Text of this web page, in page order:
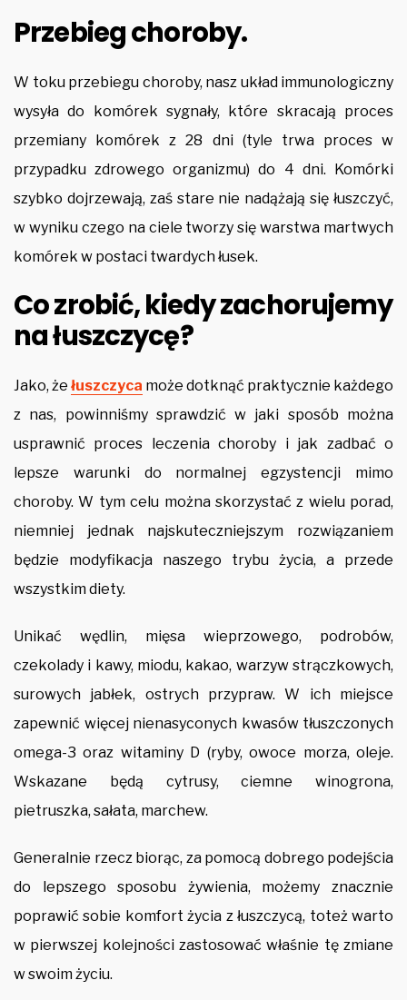
Przebieg choroby.
W toku przebiegu choroby, nasz układ immunologiczny
wysyła do komórek sygnały, które skracają proces
przemiany komórek z 28 dni (tyle trwa proces w
przypadku zdrowego organizmu) do 4 dni. Komórki
szybko dojrzewają, zaś stare nie nadążają się łuszczyć,
w wyniku czego na ciele tworzy się warstwa martwych
komórek w postaci twardych łusek.
Co zrobić, kiedy zachorujemy
na łuszczycę?
Jako, że łuszczyca może dotknąć praktycznie każdego
z nas, powinniśmy sprawdzić w jaki sposób można
usprawnić proces leczenia choroby i jak zadbać o
lepsze warunki do normalnej egzystencji mimo
choroby. W tym celu można skorzystać z wielu porad,
niemniej jednak najskuteczniejszym rozwiązaniem
będzie modyfikacja naszego trybu życia, a przede
wszystkim diety.
Unikać wędlin, mięsa wieprzowego, podrobów,
czekolady i kawy, miodu, kakao, warzyw strączkowych,
surowych jabłek, ostrych przypraw. W ich miejsce
zapewnić więcej nienasyconych kwasów tłuszczonych
omega-3 oraz witaminy D (ryby, owoce morza, oleje.
Wskazane będą cytrusy, ciemne winogrona,
pietruszka, sałata, marchew.
Generalnie rzecz biorąc, za pomocą dobrego podejścia
do lepszego sposobu żywienia, możemy znacznie
poprawić sobie komfort życia z łuszczycą, toteż warto
w pierwszej kolejności zastosować właśnie tę zmiane
w swoim życiu.